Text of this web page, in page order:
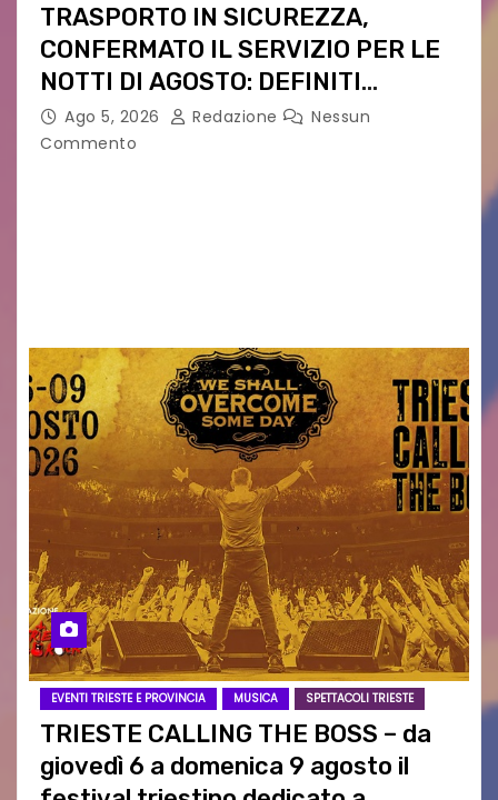
TRASPORTO IN SICUREZZA,
CONFERMATO IL SERVIZIO PER LE
NOTTI DI AGOSTO: DEFINITI
PERCORSI, FERMATE E ORARIO
Ago 5, 2026 Redazione
Nessun
Commento
EVENTI TRIESTE E PROVINCIA MUSICA SPETTACOLI TRIESTE
TRIESTE CALLING THE BOSS – da
giovedì 6 a domenica 9 agosto il